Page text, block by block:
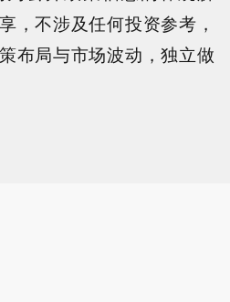
，不涉及任何投资参考，
布局与市场波动，独立做